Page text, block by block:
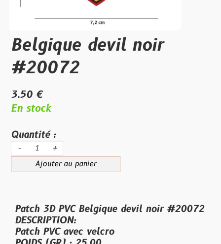
Belgique devil noir
#20072
3.50 €
En stock
Quantité :
- +
Ajouter au panier
Patch 3D PVC Belgique devil noir #20072
DESCRIPTION:
Patch PVC avec velcro